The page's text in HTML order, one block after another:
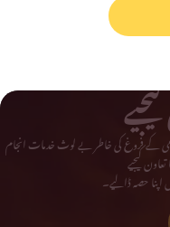
کے فروغ کی خاطر بے لوث خدمات انجام
کیجیے
اپنا حصہ ڈالیے۔